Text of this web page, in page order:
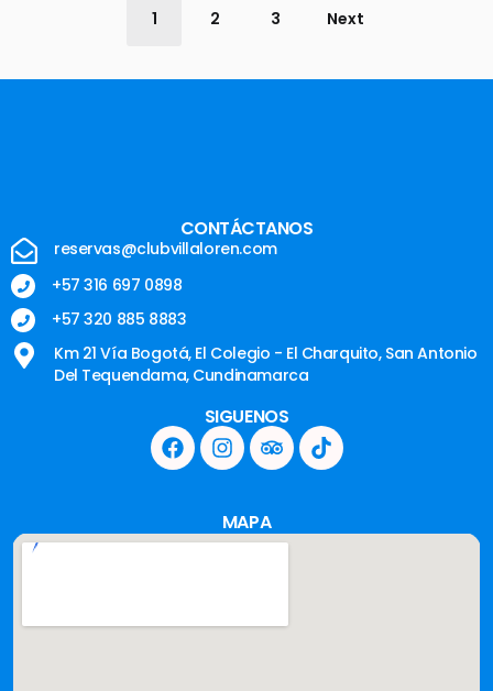
1 2 3 Next
CONTÁCTANOS
reservas@clubvillaloren.com
+57 316 697 0898
+57 320 885 8883
Km 21 Vía Bogotá, El Colegio - El Charquito, San Antonio
Del Tequendama, Cundinamarca
SIGUENOS
MAPA